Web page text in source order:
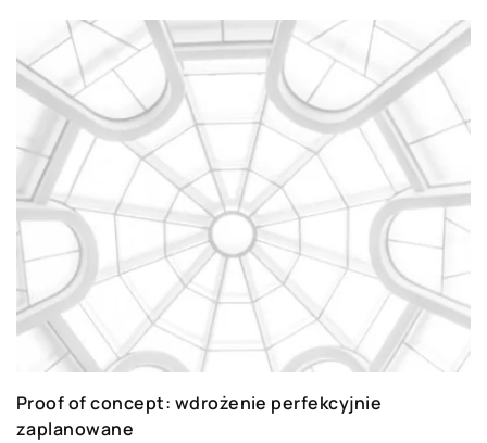
Proof of concept: wdrożenie perfekcyjnie
zaplanowane